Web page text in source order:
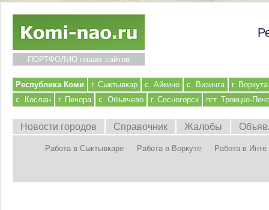
ПОРТФОЛИО наших сайтов
Республика Коми г. Сыктывкар с. Айкино с. Визинга
г. Воркута
с. Кослан
г. Печора с. Объячево г. Сосногорск пгт. Троицко-
Новости городов Справочник Жалобы
Работа в Сыктывкаре Работа в Воркуте Работа в Инте